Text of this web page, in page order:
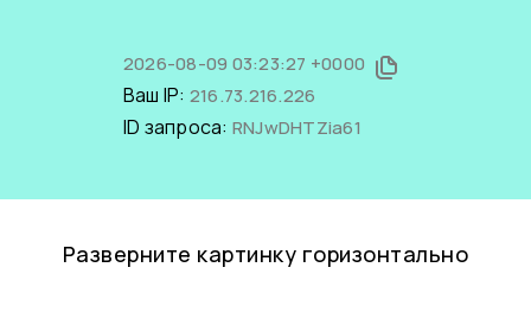
2026-08-09 03:23:27 +0000
Ваш IP: 216.73.216.226
ID запроса: RNJwDHTZia61
Разверните картинку горизонтально